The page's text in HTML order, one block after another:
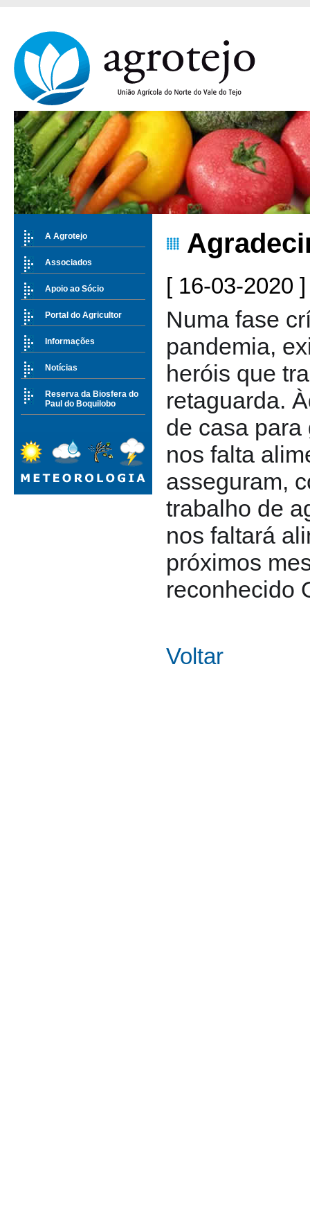
A Agrotejo
Associados
Apoio ao Sócio
Portal do Agricultor
Informações
Notícias
Reserva da Biosfera do
Paul do Boquilobo
[ 16-03-2020 ]
Numa fase
pandemia,
heróis que
retaguarda.
de casa para
nos falta
asseguram,
trabalho de
nos faltará
próximos
reconhecido
Voltar